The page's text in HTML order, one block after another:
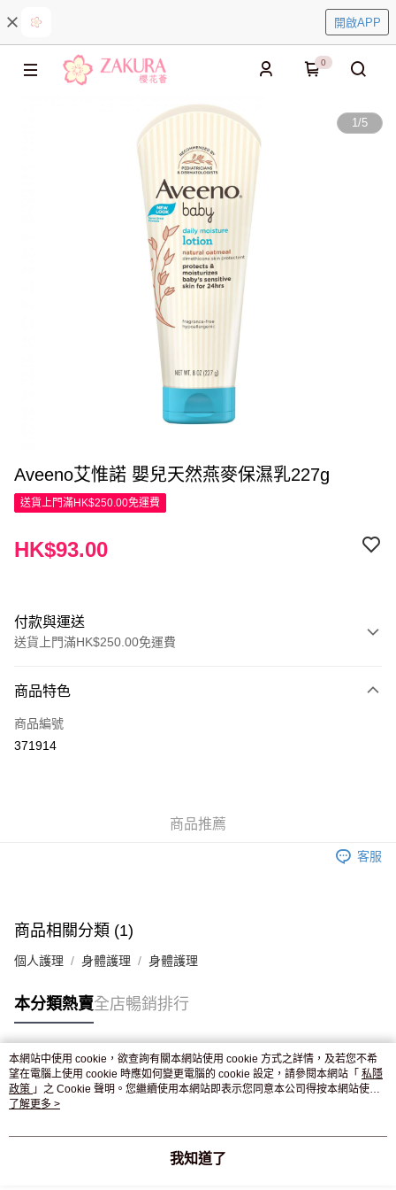
開啟APP
0
1/5
Aveeno艾惟諾 嬰兒天然燕麥保濕乳227g
送貨上門滿HK$250.00免運費
HK$93.00
付款與運送
送貨上門滿HK$250.00免運費
信用卡
Apple Pay
付款後門市自取，訂單確認後2-4個工作天到店，7天內取。逾期後
商品特色
商品編號
371914
商品推薦
客服
商品相關分類 (1)
個人護理 身體護理 身體護理
本分類熱賣全店暢銷排行
熱門標籤
熱銷排行
本網站中使用 cookie，欲查詢有關本網站使用 cookie 方式之詳情，及若您不希
望在電腦上使用 cookie 時應如何變更電腦的 cookie 設定，請參閱本網站「 私隱
政策 」之 Cookie 聲明。您繼續使用本網站即表示您同意本公司得按本網站使用
條款之 Cookie 聲明使用 cookie。
了解更多 >
我知道了